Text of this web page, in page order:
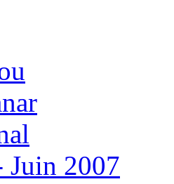
Juin 2007